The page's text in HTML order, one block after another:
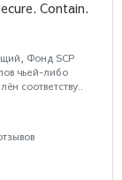
Contain.
Фонд SCP
чьей-либо
соответству..